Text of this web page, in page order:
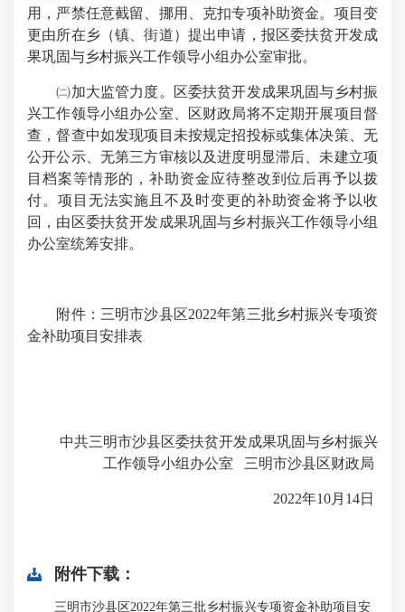
用，严禁任意截留、挪用、克扣专项补助资金。项目变
更由所在乡（镇、街道）提出申请，报区委扶贫开发成
果巩固与乡村振兴工作领导小组办公室审批。
㈡加大监管力度。区委扶贫开发成果巩固与乡村振
兴工作领导小组办公室、区财政局将不定期开展项目督
查，督查中如发现项目未按规定招投标或集体决策、无
公开公示、无第三方审核以及进度明显滞后、未建立项
目档案等情形的，补助资金应待整改到位后再予以拨
付。项目无法实施且不及时变更的补助资金将予以收
回，由区委扶贫开发成果巩固与乡村振兴工作领导小组
办公室统筹安排。
附件：三明市沙县区2022年第三批乡村振兴专项资
金补助项目安排表
中共三明市沙县区委扶贫开发成果巩固与乡村振兴
工作领导小组办公室 三明市沙县区财政局
2022年10月14日
附件下载：
三明市沙县区2022年第三批乡村振兴专项资金补助项目安